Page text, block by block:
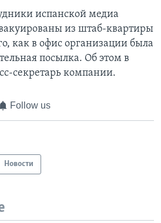
испанской медиа
из штаб-квартиры
как в офис организации была
посылка. Об этом в
секретарь компании.
Follow us
Новости